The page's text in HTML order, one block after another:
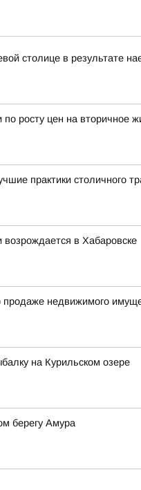
столице в результате
росту цен на вторичное
практики столичного
возрождается в Хабаровске
продаже недвижимого
на Курильском озере
берегу Амура